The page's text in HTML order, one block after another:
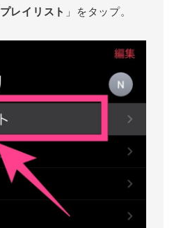
プレイリスト 」をタップ。